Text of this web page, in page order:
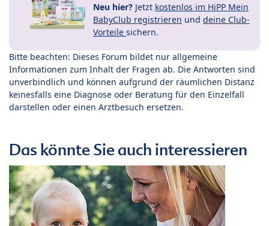
Neu hier? Jetzt kostenlos im HiPP Mein
BabyClub registrieren und deine Club-
Vorteile sichern.
Bitte beachten: Dieses Forum bildet nur allgemeine
Informationen zum Inhalt der Fragen ab. Die Antworten sind
unverbindlich und können aufgrund der räumlichen Distanz
keinesfalls eine Diagnose oder Beratung für den Einzelfall
darstellen oder einen Arztbesuch ersetzen.
Das könnte Sie auch interessieren